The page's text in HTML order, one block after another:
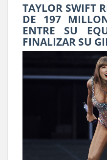
TAYLOR SWIFT
DE 197
ENTRE SU
FINALIZAR SU